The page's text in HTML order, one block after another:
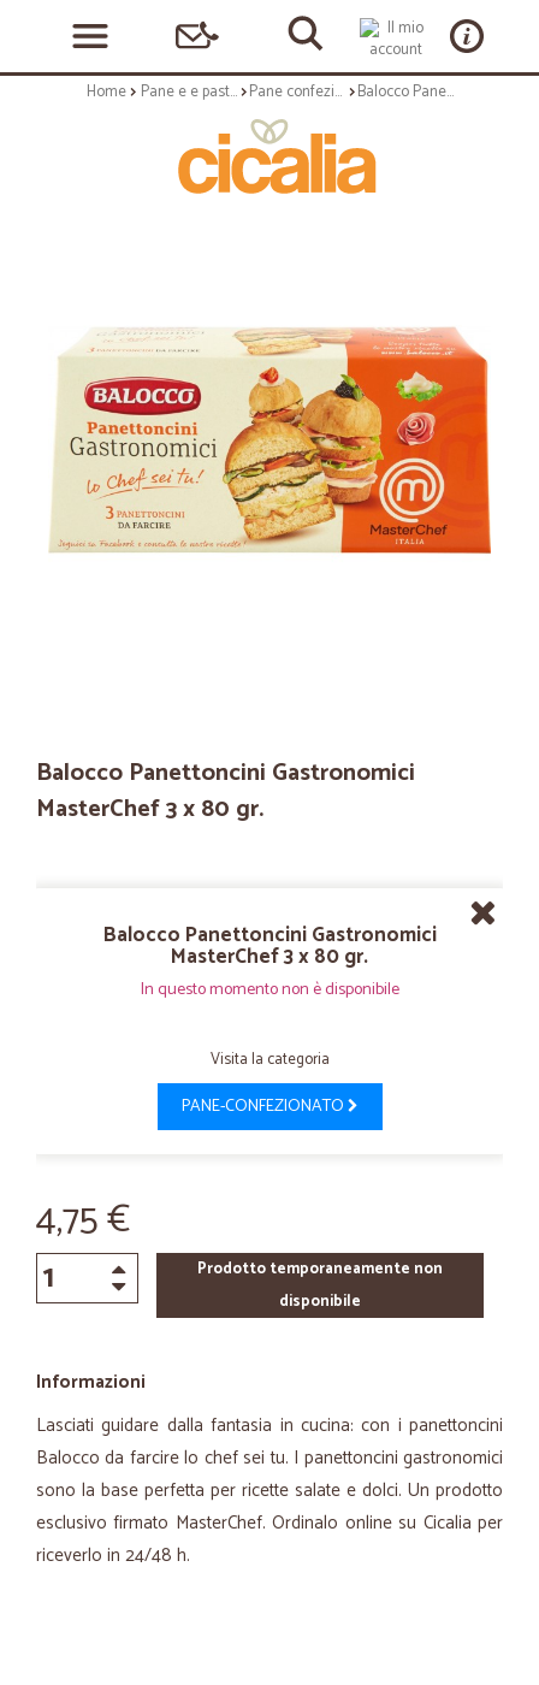
Home Pane e e pasticceria Pane confezionato Balocco Panettoncini Gastronomici MasterChef 3 x 80 gr.
Balocco Panettoncini Gastronomici
MasterChef 3 x 80 gr.
Balocco Panettoncini Gastronomici
MasterChef 3 x 80 gr.
In questo momento non è disponibile
Visita la categoria
PANE-CONFEZIONATO
4,75 €
Prodotto temporaneamente non
disponibile
Informazioni
Lasciati guidare dalla fantasia in cucina: con i panettoncini
Balocco da farcire lo chef sei tu. I panettoncini gastronomici
sono la base perfetta per ricette salate e dolci. Un prodotto
esclusivo firmato MasterChef. Ordinalo online su Cicalia per
riceverlo in 24/48 h.